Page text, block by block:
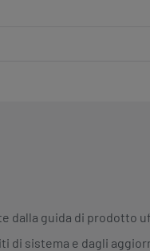
dalla guida di prodotto
di sistema e dagli